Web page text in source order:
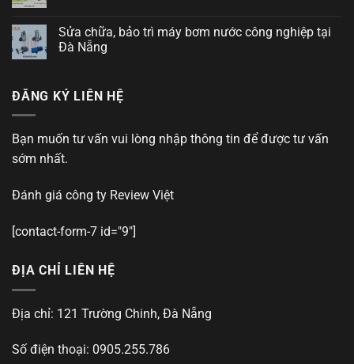
Sửa chữa, bảo trì máy bơm nước công nghiệp tại
Đà Nẵng
ĐĂNG KÝ LIÊN HỆ
Bạn muốn tư vấn vui lòng nhập thông tin để được tư vấn
sớm nhất.
Đánh giá công ty Review Việt
[contact-form-7 id="9"]
ĐỊA CHỈ LIÊN HỆ
Địa chỉ: 121 Trường Chinh, Đà Nẵng
Số điện thoại: 0905.255.786